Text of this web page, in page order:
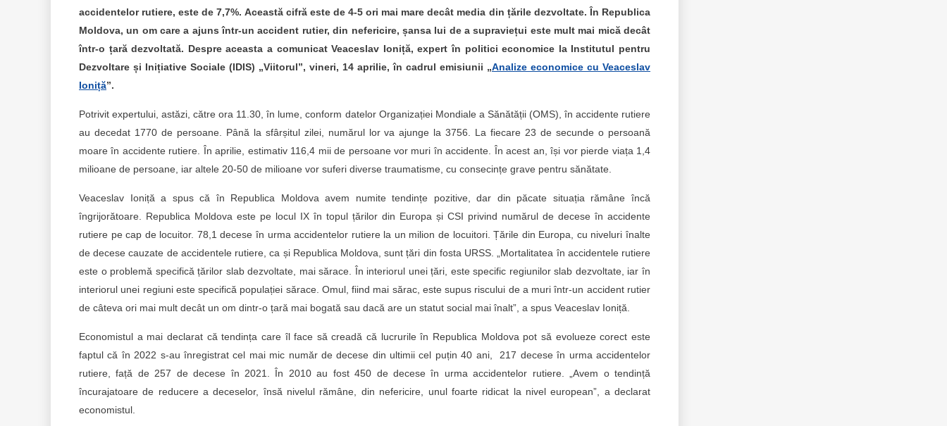
accidentelor rutiere, este de 7,7%. Această cifră este de 4-5 ori mai mare decât media din țările dezvoltate. În Republica
Moldova, un om care a ajuns într-un accident rutier, din nefericire, șansa lui de a supraviețui este mult mai mică decât
într-o țară dezvoltată. Despre aceasta a comunicat Veaceslav Ioniță, expert în politici economice la Institutul pentru
Dezvoltare și Inițiative Sociale (IDIS) „Viitorul”, vineri, 14 aprilie, în cadrul emisiunii „Analize economice cu Veaceslav
Ioniță”.
Potrivit expertului, astăzi, către ora 11.30, în lume, conform datelor Organizației Mondiale a Sănătății (OMS), în accidente rutiere
au decedat 1770 de persoane. Până la sfârșitul zilei, numărul lor va ajunge la 3756. La fiecare 23 de secunde o persoană
moare în accidente rutiere. În aprilie, estimativ 116,4 mii de persoane vor muri în accidente. În acest an, își vor pierde viața 1,4
milioane de persoane, iar altele 20-50 de milioane vor suferi diverse traumatisme, cu consecințe grave pentru sănătate.
Veaceslav Ioniță a spus că în Republica Moldova avem numite tendințe pozitive, dar din păcate situația rămâne încă
îngrijorătoare. Republica Moldova este pe locul IX în topul țărilor din Europa și CSI privind numărul de decese în accidente
rutiere pe cap de locuitor. 78,1 decese în urma accidentelor rutiere la un milion de locuitori. Țările din Europa, cu niveluri înalte
de decese cauzate de accidentele rutiere, ca și Republica Moldova, sunt țări din fosta URSS. „Mortalitatea în accidentele rutiere
este o problemă specifică țărilor slab dezvoltate, mai sărace. În interiorul unei țări, este specific regiunilor slab dezvoltate, iar în
interiorul unei regiuni este specifică populației sărace. Omul, fiind mai sărac, este supus riscului de a muri într-un accident rutier
de câteva ori mai mult decât un om dintr-o țară mai bogată sau dacă are un statut social mai înalt”, a spus Veaceslav Ioniță.
Economistul a mai declarat că tendința care îl face să creadă că lucrurile în Republica Moldova pot să evolueze corect este
faptul că în 2022 s-au înregistrat cel mai mic număr de decese din ultimii cel puțin 40 ani, 217 decese în urma accidentelor
rutiere, față de 257 de decese în 2021. În 2010 au fost 450 de decese în urma accidentelor rutiere. „Avem o tendință
încurajatoare de reducere a deceselor, însă nivelul rămâne, din nefericire, unul foarte ridicat la nivel european”, a declarat
economistul.